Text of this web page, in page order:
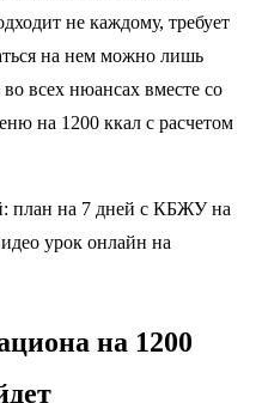
не каждому, требует
на нем можно лишь
всех нюансах вместе со
на 1200 ккал с расчетом
на 1200